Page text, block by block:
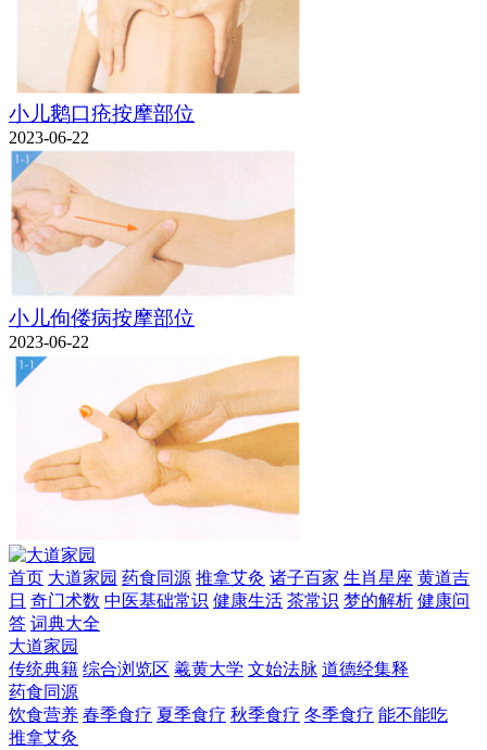
小儿鹅口疮按摩部位
2023-06-22
小儿佝偻病按摩部位
2023-06-22
首页 大道家园 药食同源 推拿艾灸 诸子百家 生肖星座 黄道吉
日 奇门术数 中医基础常识 健康生活 茶常识 梦的解析 健康问
答 词典大全
大道家园
传统典籍 综合浏览区 羲黄大学 文始法脉 道德经集释
药食同源
饮食营养 春季食疗 夏季食疗 秋季食疗 冬季食疗 能不能吃
推拿艾灸